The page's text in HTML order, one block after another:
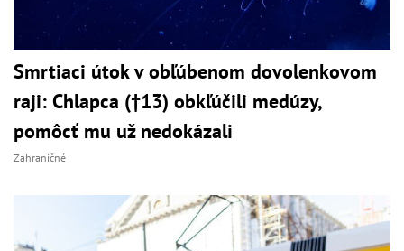
Smrtiaci útok v obľúbenom dovolenkovom
raji: Chlapca (†13) obkľúčili medúzy,
pomôcť mu už nedokázali
Zahraničné